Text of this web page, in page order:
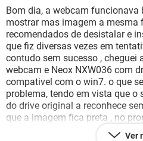
INSTAGRAM
GUIA DE COMPRAS
OUTLOOK
INSTAGRAM
GUIA DE COMPRAS
JOGOS
CELULAR
OUTLOOK
INSTAGRAM
GUIA DE COMPRAS
Bom dia, a webcam
mostrar mas imagem a mesma
recomendados de desistalar e
que fiz diversas vezes em
contudo sem sucesso , cheguei
webcam e Neox NXW036 com
compativel com o win7. o que
problema, tendo em vista que
do drive original a reconhece
que a imagem fica preta , no
instala tambem esta preta.
Ver